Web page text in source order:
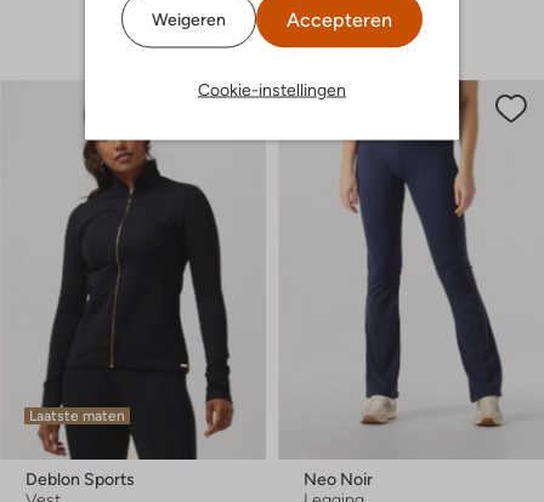
Weigeren Accepteren
Cookie-instellingen
+ meer kleuren
Laatste maten
Deblon Sports
Neo Noir